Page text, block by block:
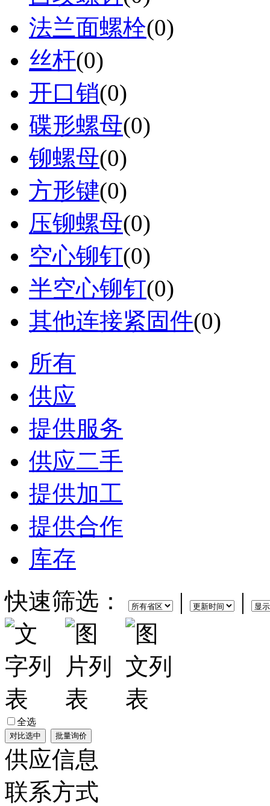
法兰面螺栓(0)
丝杆(0)
开口销(0)
碟形螺母(0)
铆螺母(0)
方形键(0)
压铆螺母(0)
空心铆钉(0)
半空心铆钉(0)
其他连接紧固件(0)
所有
供应
提供服务
供应二手
提供加工
提供合作
库存
快速筛选：
| |
全选
供应信息
联系方式